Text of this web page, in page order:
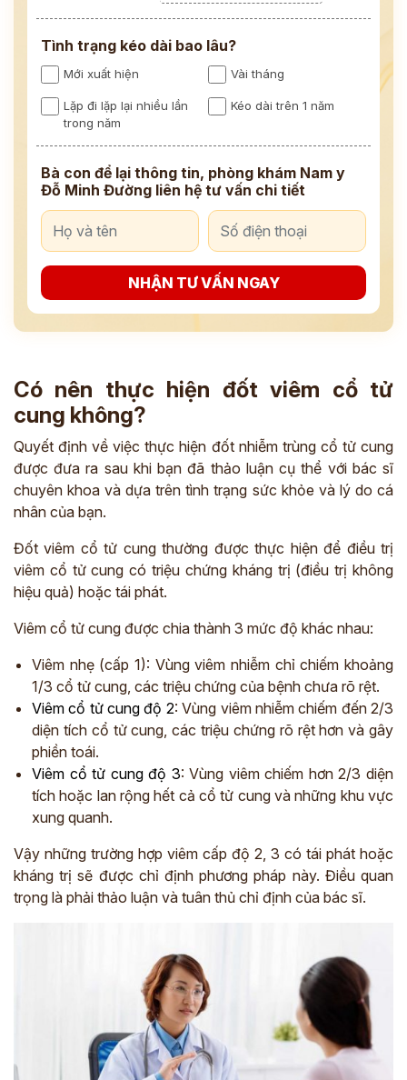
Tình trạng kéo dài bao lâu?
Mới xuất hiện Vài tháng
Lặp đi lặp lại nhiều lần
trong năm
Kéo dài trên 1 năm
Bà con để lại thông tin, phòng khám Nam y
Đỗ Minh Đường liên hệ tư vấn chi tiết
NHẬN TƯ VẤN NGAY
Có nên thực hiện đốt viêm cổ tử
cung không?
Quyết định về việc thực hiện đốt nhiễm trùng cổ tử cung
được đưa ra sau khi bạn đã thảo luận cụ thể với bác sĩ
chuyên khoa và dựa trên tình trạng sức khỏe và lý do cá
nhân của bạn.
Đốt viêm cổ tử cung thường được thực hiện để điều trị
viêm cổ tử cung có triệu chứng kháng trị (điều trị không
hiệu quả) hoặc tái phát.
Viêm cổ tử cung được chia thành 3 mức độ khác nhau:
Viêm nhẹ (cấp 1): Vùng viêm nhiễm chỉ chiếm khoảng
1/3 cổ tử cung, các triệu chứng của bệnh chưa rõ rệt.
Viêm cổ tử cung độ 2: Vùng viêm nhiễm chiếm đến 2/3
diện tích cổ tử cung, các triệu chứng rõ rệt hơn và gây
phiền toái.
Viêm cổ tử cung độ 3: Vùng viêm chiếm hơn 2/3 diện
tích hoặc lan rộng hết cả cổ tử cung và những khu vực
xung quanh.
Vậy những trường hợp viêm cấp độ 2, 3 có tái phát hoặc
kháng trị sẽ được chỉ định phương pháp này. Điều quan
trọng là phải thảo luận và tuân thủ chỉ định của bác sĩ.